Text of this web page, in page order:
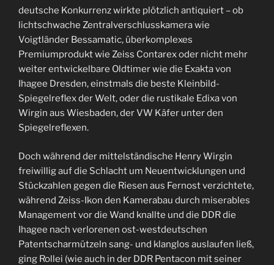
deutsche Konkurrenz wirkte plötzlich antiquiert – ob
lichtschwache Zentralverschlusskamera wie
Voigtländer Bessamatic, überkomplexes
Premiumprodukt wie Zeiss Contarex oder nicht mehr
weiter entwickelbare Oldtimer wie die Exakta von
Ihagee Dresden, einstmals die beste Kleinbild-
Spiegelreflex der Welt, oder die rustikale Edixa von
Wirgin aus Wiesbaden, der VW Käfer unter den
Spiegelreflexen.
Doch während der mittelständische Henry Wirgin
freiwillig auf die Schlacht um Neuentwicklungen und
Stückzahlen gegen die Riesen aus Fernost verzichtete,
während Zeiss-Ikon den Kamerabau durch miserables
Management vor die Wand knallte und die DDR die
Ihagee nach verlorenen ost-westdeutschen
Patentscharmützeln sang- und klanglos auslaufen ließ,
ging Rollei (wie auch in der DDR Pentacon mit seiner